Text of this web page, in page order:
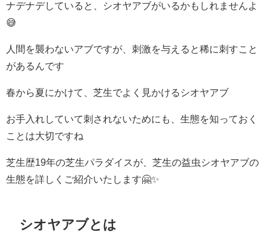
ナデナデしていると、シオヤアブがいるかもしれませんよ
😅
人間を襲わないアブですが、刺激を与えると稀に刺すこと
があるんです
春から夏にかけて、芝生でよく見かけるシオヤアブ
お手入れしていて刺されないためにも、生態を知っておく
ことは大切ですね
芝生歴19年の芝生パラダイスが、芝生の益虫シオヤアブの
生態を詳しくご紹介いたします🤗✨
シオヤアブとは